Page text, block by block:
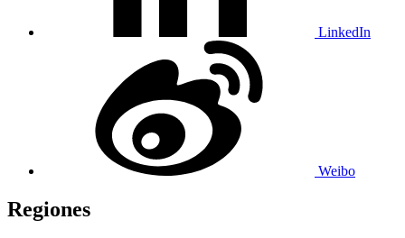
LinkedIn
Weibo
Regiones